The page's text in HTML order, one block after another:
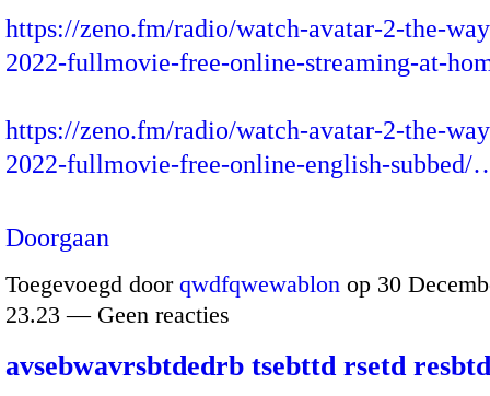
https://zeno.fm/radio/watch-avatar-2-the-
2022-fullmovie-free-online-streaming-at-
https://zeno.fm/radio/watch-avatar-2-the-
2022-fullmovie-free-online-english-subbed/
Doorgaan
Toegevoegd door qwdfqwewablon op 30
23.23 — Geen reacties
avsebwavrsbtdedrb tsebttd rsetd